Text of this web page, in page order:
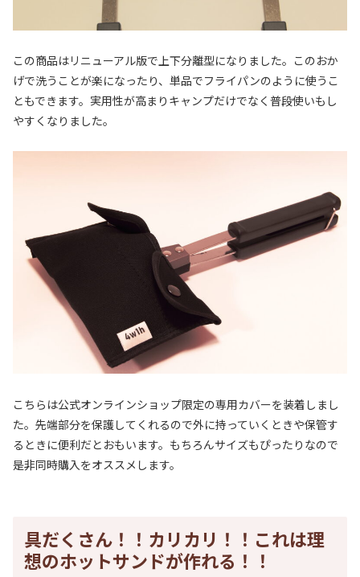
この商品はリニューアル版で上下分離型になりました。このおか
げで洗うことが楽になったり、単品でフライパンのように使うこ
ともできます。実用性が高まりキャンプだけでなく普段使いもし
やすくなりました。
こちらは公式オンラインショップ限定の専用カバーを装着しまし
た。先端部分を保護してくれるので外に持っていくときや保管す
るときに便利だとおもいます。もちろんサイズもぴったりなので
是非同時購入をオススメします。
具だくさん！！カリカリ！！これは理
想のホットサンドが作れる！！